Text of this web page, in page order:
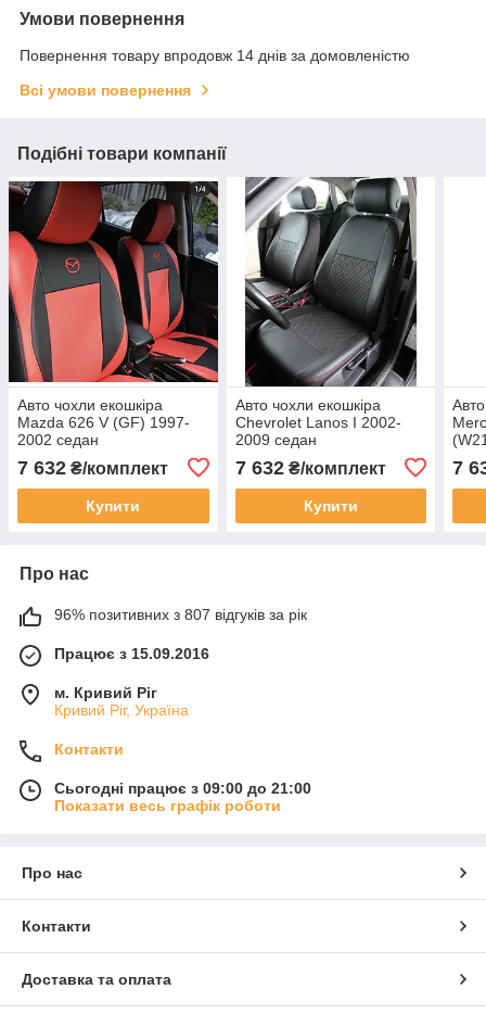
Умови повернення
Повернення товару впродовж 14 днів за домовленістю
Всі умови повернення
Подібні товари компанії
Авто чохли екошкіра
Mazda 626 V (GF) 1997-
2002 седан
7 632 ₴/комплект
Купити
Авто чохли екошкіра
Chevrolet Lanos I 2002-
2009 седан
7 632₴/комплект
Купити
7
Про нас
96% позитивних з 807 відгуків за рік
Працює з 15.09.2016
м. Кривий Ріг
Кривий Ріг, Україна
Контакти
Сьогодні працює з 09:00 до 21:00
Показати весь графік роботи
Про нас
Контакти
Доставка та оплата